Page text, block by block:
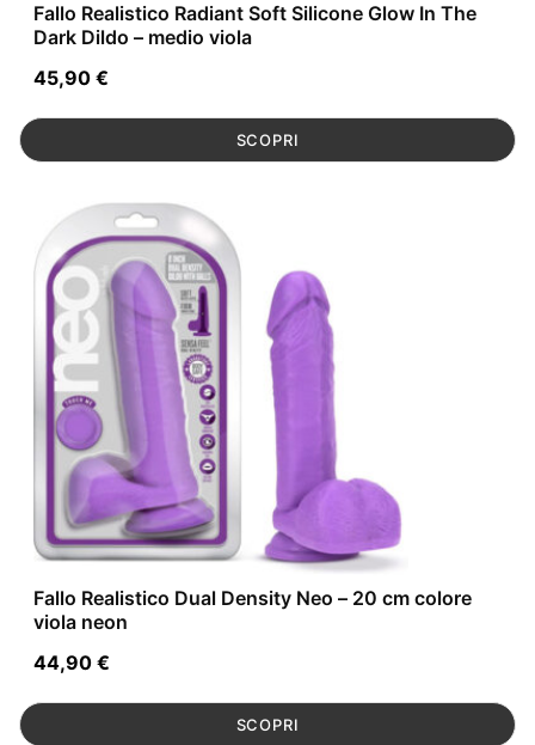
Fallo Realistico Radiant Soft Silicone Glow In The
Dark Dildo – medio viola
45,90 €
SCOPRI
Fallo Realistico Dual Density Neo – 20 cm colore
viola neon
44,90 €
SCOPRI